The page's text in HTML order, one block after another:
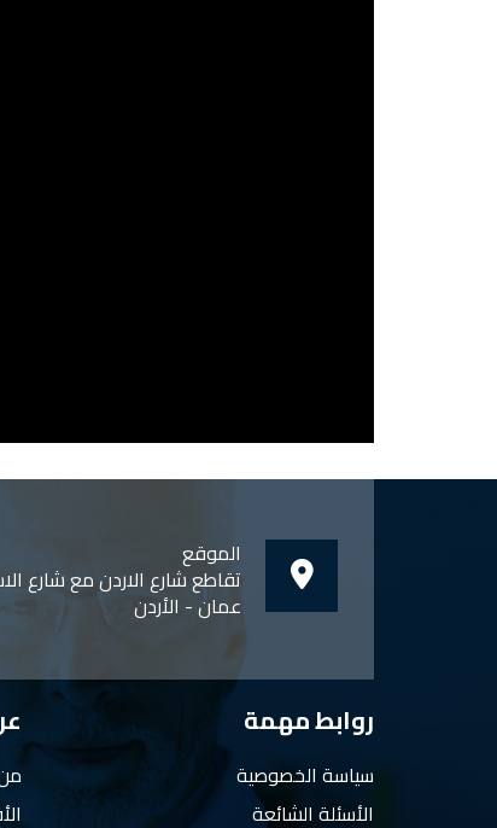
الموقع
تقاطع شارع الاردن مع شارع
عمان - الأردن
روابط مهمة
سياسة الخصوصية
الأسئلة الشائعة